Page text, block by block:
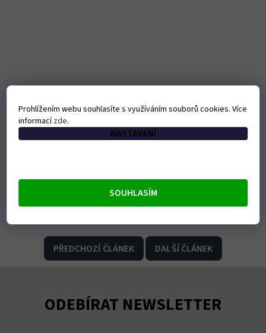
PŘEDCHOZÍ ČLÁNEK DALŠÍ ČLÁNEK
ODEBÍRAT NEWSLETTER
Prohlížením webu souhlasíte s využíváním souborů cookies. Více
informacízde.
NASTAVENÍ
SOUHLASÍM